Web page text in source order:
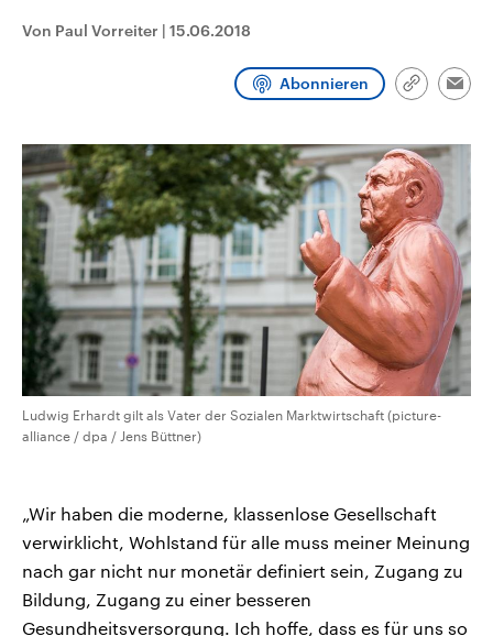
und Hintergründe zu den Parteien
und Kandidaten der anstehenden
Sendungen Programm
Von Paul Vorreiter | 15.06.2018
Abonnieren
Link
Ludwig Erhardt gilt als Vater der Sozialen Marktwirtschaft (picture-
alliance / dpa / Jens Büttner)
„Wir haben die moderne, klassenlose Gesellschaft
verwirklicht, Wohlstand für alle muss meiner Meinung
nach gar nicht nur monetär definiert sein, Zugang zu
Bildung, Zugang zu einer besseren
Gesundheitsversorgung. Ich hoffe, dass es für uns so